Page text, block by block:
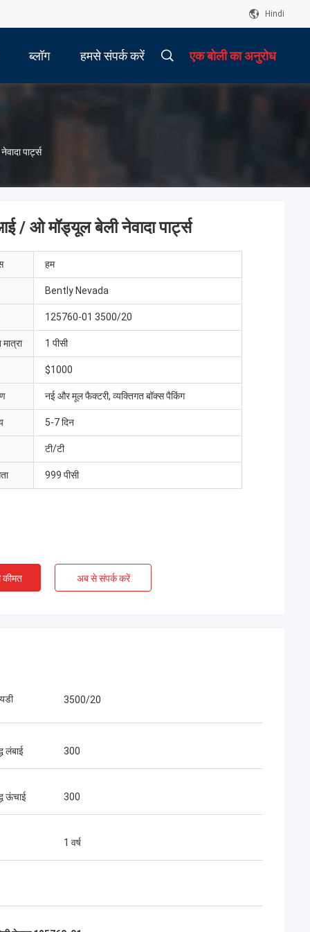
Hindi
ब्लॉग हमसे संपर्क करें एक बोली का अनुरोध
पार्ट्स
/ ओ मॉड्यूल बेली नेवादा पार्ट्स
हम
Bently Nevada
125760-01 3500/20
1 पीसी
$1000
नई और मूल फैक्टरी, व्यक्तिगत बॉक्स पैकिंग
5-7 दिन
टी/टी
999 पीसी
कीमत अब से संपर्क करें
3500/20
लंबाई 300
ऊंचाई 300
1 वर्ष